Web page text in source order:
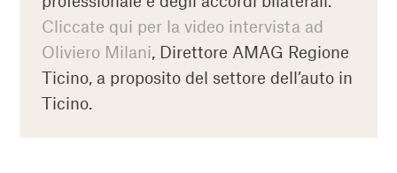
Cliccate qui per la video intervista ad
Oliviero Milani, Direttore AMAG Regione
Ticino, a proposito del settore dell’auto in
Ticino.